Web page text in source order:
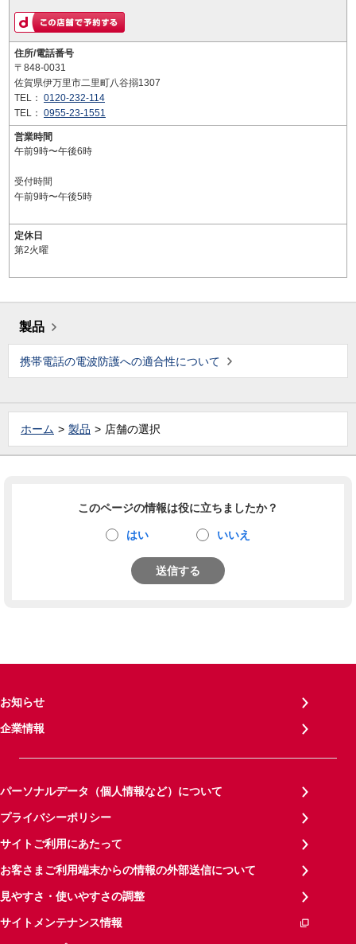
住所/電話番号
〒848-0031
佐賀県伊万里市二里町八谷搦1307
TEL： 0120-232-114
TEL： 0955-23-1551
営業時間
午前9時〜午後6時
受付時間
午前9時〜午後5時
定休日
第2火曜
製品
携帯電話の電波防護への適合性について
ホーム 製品 店舗の選択
このページの情報は役に立ちましたか？
はい いいえ
送信する
お知らせ
企業情報
パーソナルデータ（個人情報など）について
プライバシーポリシー
サイトご利用にあたって
お客さまご利用端末からの情報の外部送信について
見やすさ・使いやすさの調整
サイトメンテナンス情報